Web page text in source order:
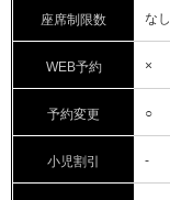
座席制限数 なし
WEB予約 ×
予約変更 ○
小児割引 -